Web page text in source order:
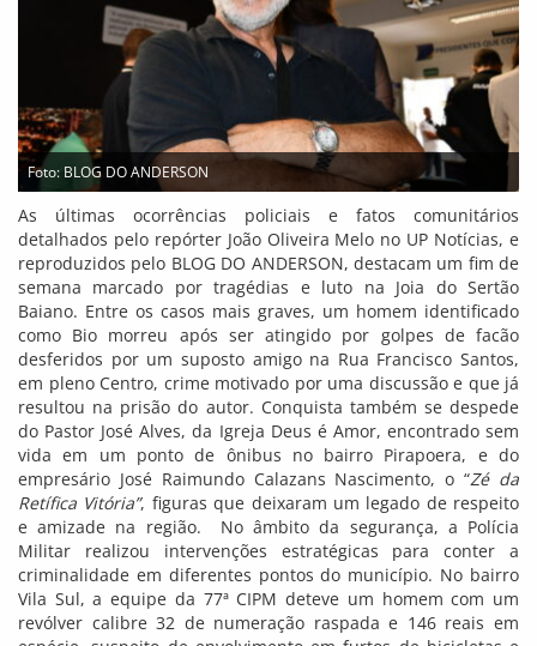
Foto: BLOG DO ANDERSON
As últimas ocorrências policiais e fatos comunitários
detalhados pelo repórter João Oliveira Melo no UP Notícias, e
reproduzidos pelo BLOG DO ANDERSON, destacam um fim de
semana marcado por tragédias e luto na Joia do Sertão
Baiano. Entre os casos mais graves, um homem identificado
como Bio morreu após ser atingido por golpes de facão
desferidos por um suposto amigo na Rua Francisco Santos,
em pleno Centro, crime motivado por uma discussão e que já
resultou na prisão do autor. Conquista também se despede
do Pastor José Alves, da Igreja Deus é Amor, encontrado sem
vida em um ponto de ônibus no bairro Pirapoera, e do
empresário José Raimundo Calazans Nascimento, o “Zé da
Retífica Vitória”, figuras que deixaram um legado de respeito
e amizade na região. No âmbito da segurança, a Polícia
Militar realizou intervenções estratégicas para conter a
criminalidade em diferentes pontos do município. No bairro
Vila Sul, a equipe da 77ª CIPM deteve um homem com um
revólver calibre 32 de numeração raspada e 146 reais em